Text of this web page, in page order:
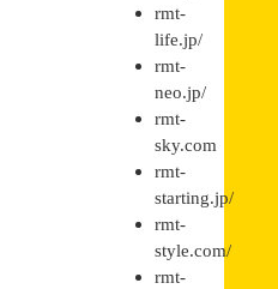
rmt-
life.jp/
rmt-
neo.jp/
rmt-
sky.com
rmt-
starting.jp/
rmt-
style.com/
rmt-